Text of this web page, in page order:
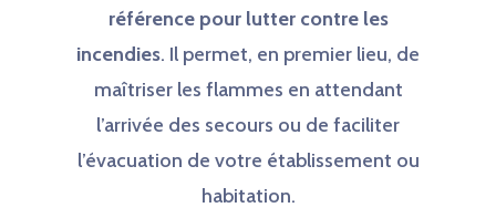
référence pour lutter contre les
incendies. Il permet, en premier lieu, de
maîtriser les flammes en attendant
l’arrivée des secours ou de faciliter
l’évacuation de votre établissement ou
habitation.